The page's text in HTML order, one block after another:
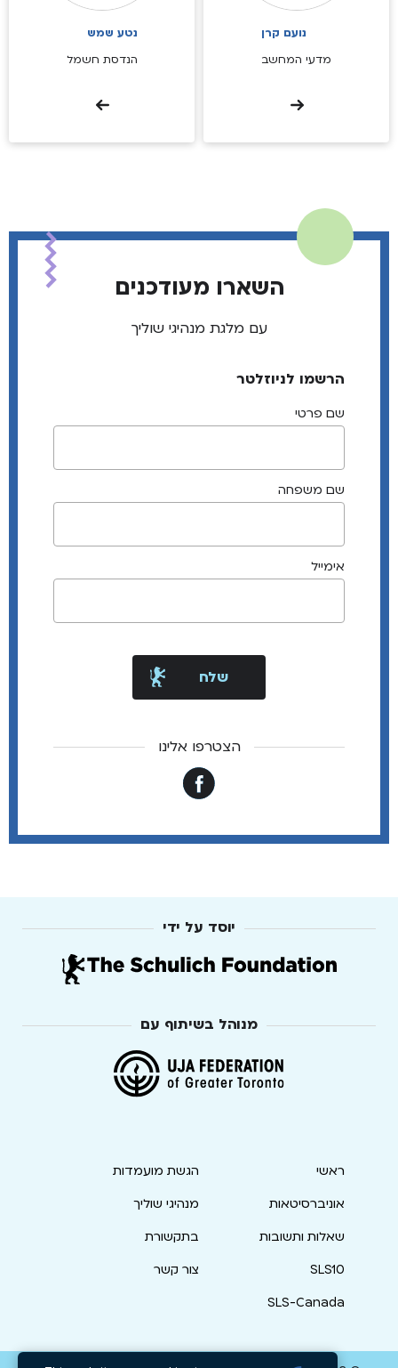
נועם קרן
מדעי המחשב
נטע שמש
הנדסת חשמל
השארו מעודכנים
עם מלגת מנהיגי שוליך
הרשמו לניוזלטר
שם פרטי
שם משפחה
אימייל
הצטרפו אלינו
יוסד על ידי
מנוהל בשיתוף עם
ראשי
הגשת מועמדות
אוניברסיטאות
מנהיגי שוליך
שאלות ותשובות
בתקשורת
SLS10
צור קשר
SLS-Canada